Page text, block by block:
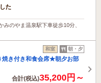
た
のやま温泉駅下車徒歩10分、
和室 朝・夕
焼き付き和食会席★朝夕お部
合計(税込)35,200円～